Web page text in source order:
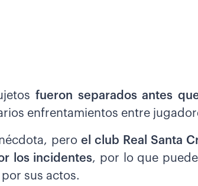
fueron separados antes
enfrentamientos entre
pero el club Real Santa
los incidentes, por lo que
sus actos.